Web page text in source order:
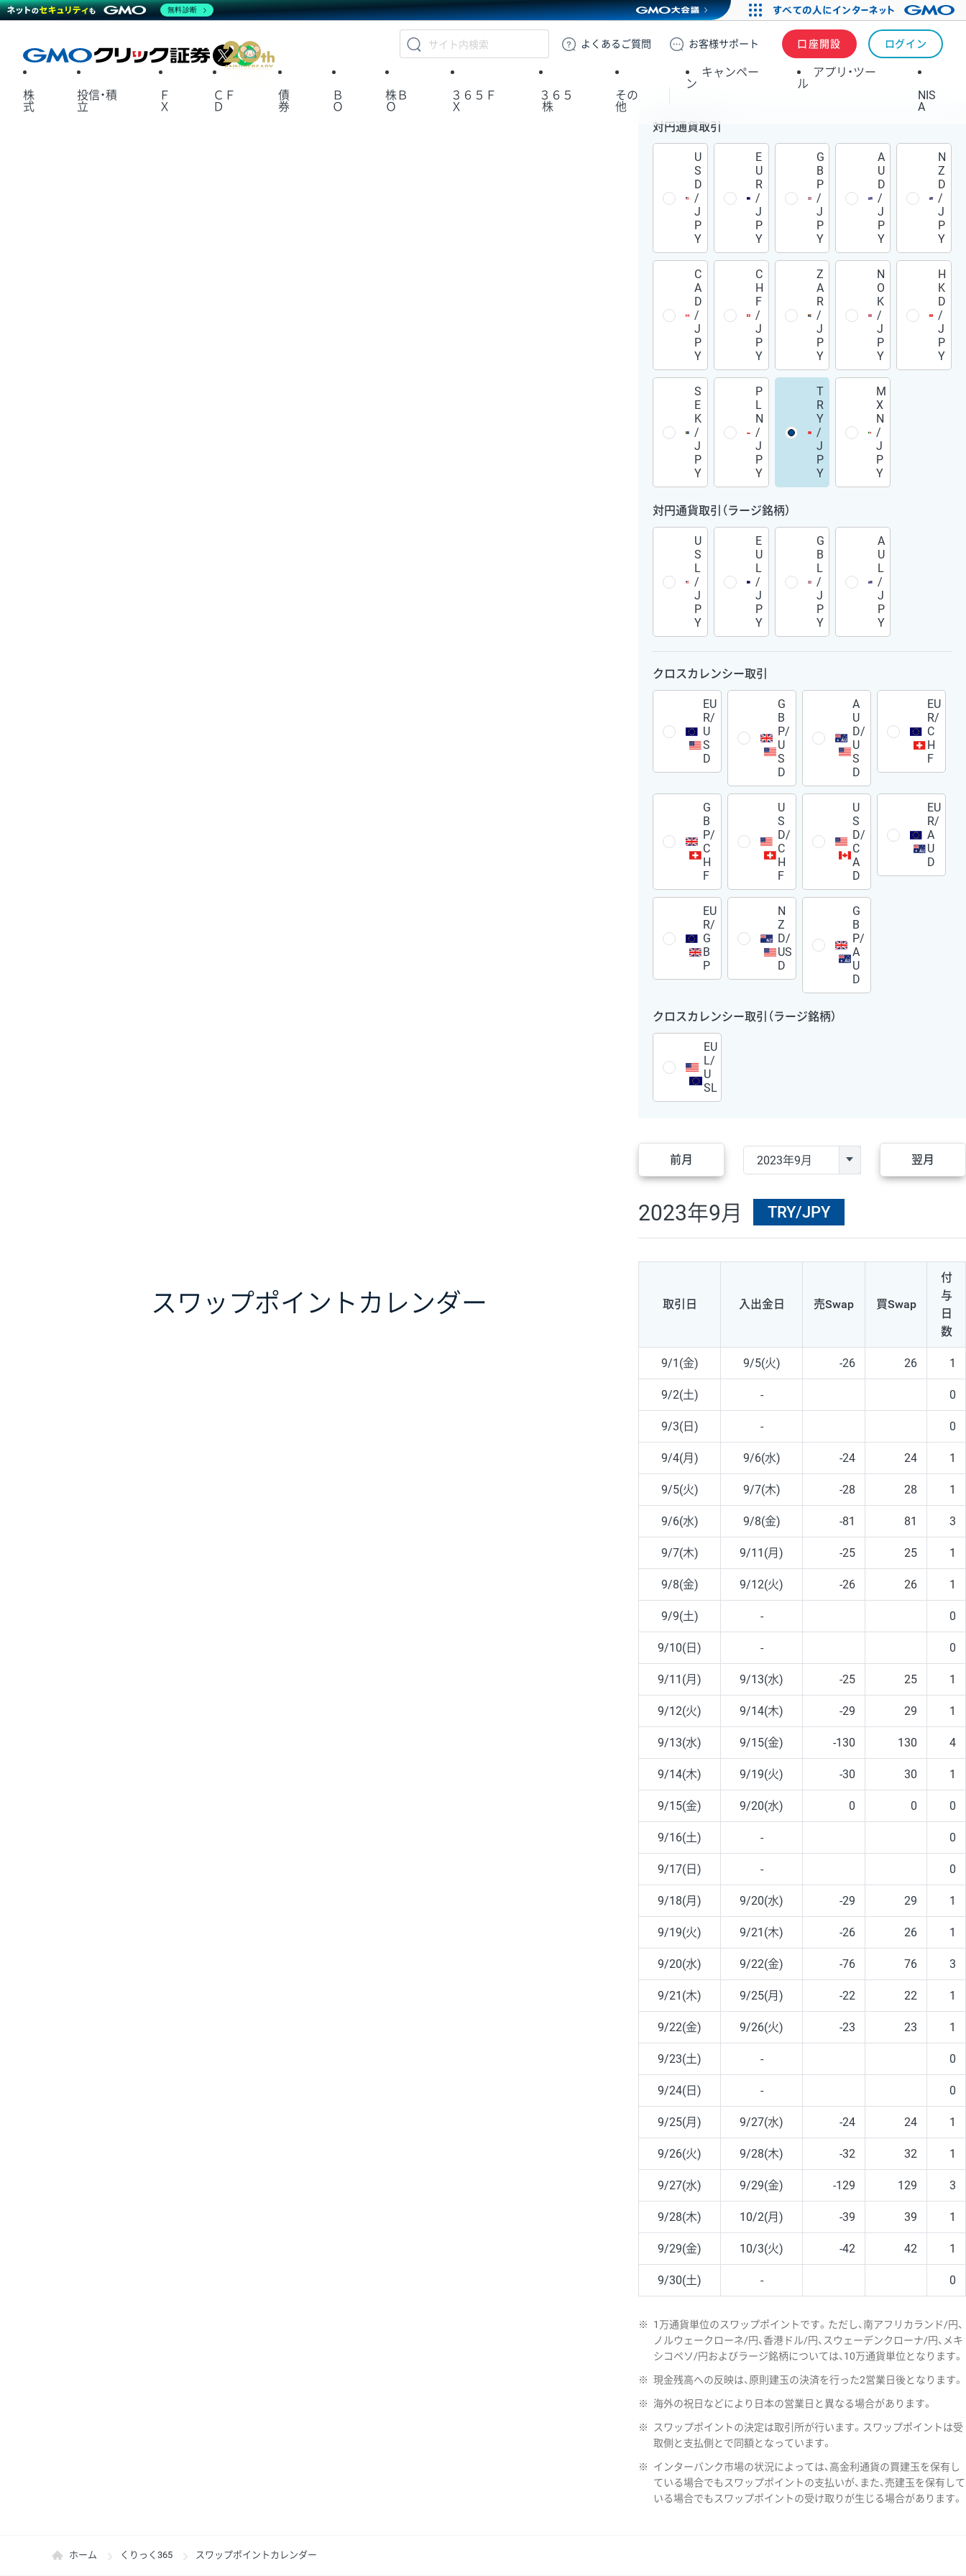
GMOクリック証券
よくある ご質問 お客様サポート 口座開設 ログイン
X
株
式
投信・積
立
Ｆ
Ｘ
ＣＦ
Ｄ
債
券
Ｂ
Ｏ
株Ｂ
Ｏ
３６５Ｆ
Ｘ
３６５
株
その
他
キャンペー
ン
アプリ・ツー
ル
NIS
A
スワップポイント カレンダー
対円通貨取引
U
S
D
/
J
P
Y
E
U
R
/
J
P
Y
G
B
P
/
J
P
Y
A
U
D
/
J
P
Y
N
Z
D
/
J
P
Y
C
A
D
/
J
P
Y
C
H
F
/
J
P
Y
Z
A
R
/
J
P
Y
N
O
K
/
J
P
Y
H
K
D
/
J
P
Y
S
E
K
/
J
P
Y
P
L
N
/
J
P
Y
T
R
Y
/
J
P
Y
M
X
N
/
J
P
Y
対円通貨取引（ラージ銘柄）
U
S
L
/
J
P
Y
E
U
L
/
J
P
Y
G
B
L
/
J
P
Y
A
U
L
/
J
P
Y
クロスカレンシー取引
EU
R/
U
S
D
G
B
P/
U
S
D
A
U
D/
U
S
D
EU
R/
C
H
F
G
B
P/
C
H
F
U
S
D/
C
H
F
U
S
D/
C
A
D
EU
R/
A
U
D
EU
R/
G
B
P
N
Z
D/
US
D
G
B
P/
A
U
D
クロスカレンシー取引（ラージ銘柄）
EU
L/
U
SL
前月 翌月
2023年9月 TRY/JPY
取引日 入出金日 売Swap 買Swap
付
与
日
数
9/1(金) 9/5(火) -26 26 1
9/2(土) - 0
9/3(日) - 0
9/4(月) 9/6(水) -24 24 1
9/5(火) 9/7(木) -28 28 1
9/6(水) 9/8(金) -81 81 3
9/7(木) 9/11(月) -25 25 1
9/8(金) 9/12(火) -26 26 1
9/9(土) - 0
9/10(日) - 0
9/11(月) 9/13(水) -25 25 1
9/12(火) 9/14(木) -29 29 1
9/13(水) 9/15(金) -130 130 4
9/14(木) 9/19(火) -30 30 1
9/15(金) 9/20(水) 0 0 0
9/16(土) - 0
9/17(日) - 0
9/18(月) 9/20(水) -29 29 1
9/19(火) 9/21(木) -26 26 1
9/20(水) 9/22(金) -76 76 3
9/21(木) 9/25(月) -22 22 1
9/22(金) 9/26(火) -23 23 1
9/23(土) - 0
9/24(日) - 0
9/25(月) 9/27(水) -24 24 1
9/26(火) 9/28(木) -32 32 1
9/27(水) 9/29(金) -129 129 3
9/28(木) 10/2(月) -39 39 1
9/29(金) 10/3(火) -42 42 1
9/30(土) - 0
※
1万通貨単位のスワップポイントです。ただし、南アフリカランド/円、
ノルウェークローネ/円、香港ドル/円、スウェーデンクローナ/円、メキ
シコペソ/円およびラージ銘柄については、10万通貨単位となります。
※ 現金残高への反映は、原則建玉の決済を行った2営業日後となります。
※ 海外の祝日などにより日本の営業日と異なる場合があります。
※
スワップポイントの決定は取引所が行います。スワップポイントは受
取側と支払側とで同額となっています。
※
インターバンク市場の状況によっては、高金利通貨の買建玉を保有し
ている場合でもスワップポイントの支払いが、また、売建玉を保有して
いる場合でもスワップポイントの受け取りが生じる場合があります。
ホーム くりっく365 スワップポイントカレンダー
無料診断